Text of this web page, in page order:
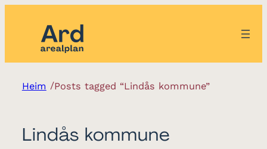
Heim /Posts tagged “Lindås kommune”
Lindås kommune